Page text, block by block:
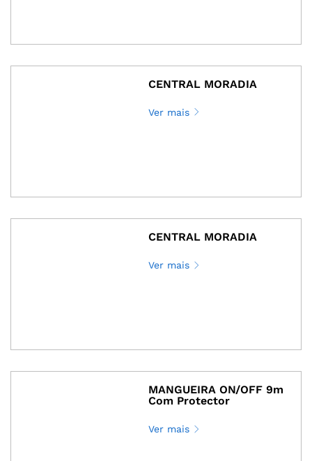
CENTRAL MORADIA
Ver mais
CENTRAL MORADIA
Ver mais
MANGUEIRA ON/OFF 9m
Com Protector
Ver mais